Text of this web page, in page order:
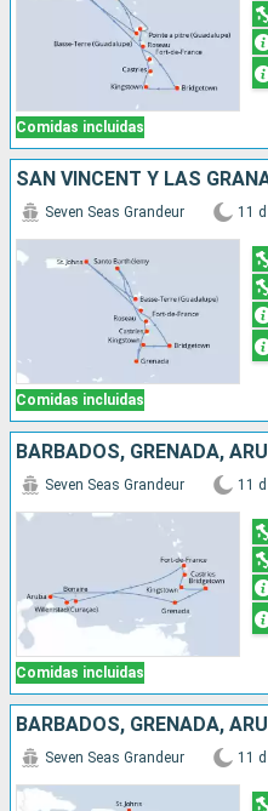
Comidas incluidas
Comidas incluidas
Seven Seas Grandeur 11 d
Comidas incluidas
Seven Seas Grandeur 11 d
Seven Seas Grandeur 11 d